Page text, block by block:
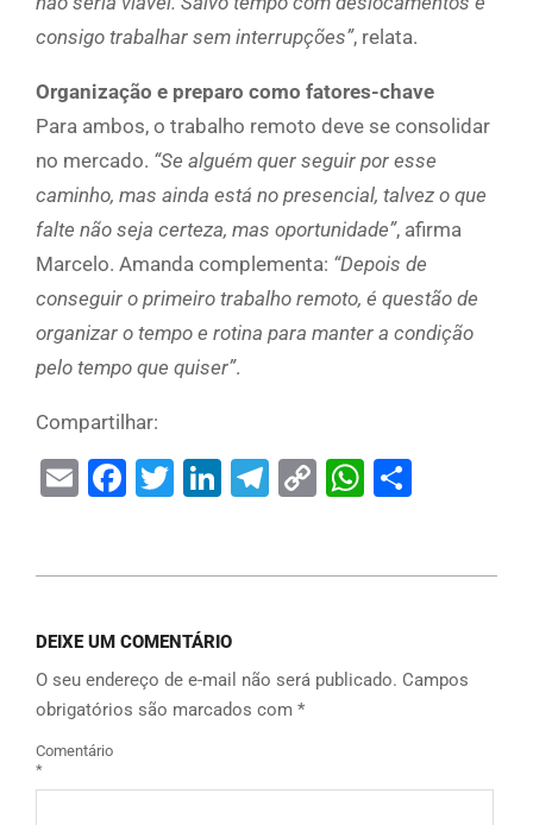
consigo trabalhar sem interrupções”, relata.
Organização e preparo como fatores-chave
Para ambos, o trabalho remoto deve se consolidar
no mercado. “Se alguém quer seguir por esse
caminho, mas ainda está no presencial, talvez o que
falte não seja certeza, mas oportunidade”, afirma
Marcelo. Amanda complementa: “Depois de
conseguir o primeiro trabalho remoto, é questão de
organizar o tempo e rotina para manter a condição
pelo tempo que quiser”.
Compartilhar:
EmailFacebook
Twitter
LinkedIn
Telegram
Copy
DEIXE UM COMENTÁRIO
O seu endereço de e-mail não será publicado. Campos
obrigatórios são marcados com *
Comentário
*